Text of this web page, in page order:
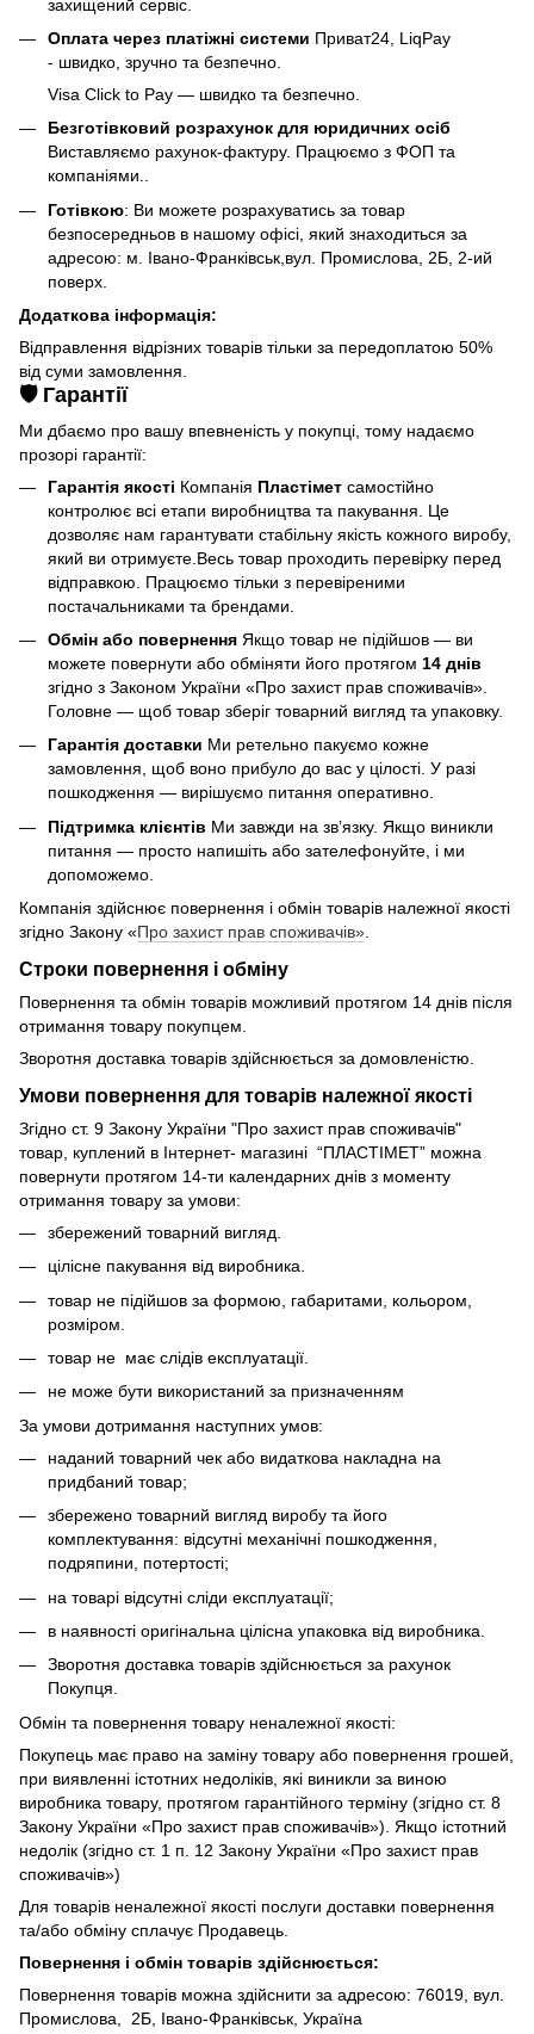
захищений сервіс.
Оплата через платіжні системи Приват24, LiqPay
- швидко, зручно та безпечно.
Visa Click to Pay — швидко та безпечно.
Безготівковий розрахунок для юридичних осіб
Виставляємо рахунок-фактуру. Працюємо з ФОП та
компаніями..
Готівкою: Ви можете розрахуватись за товар
безпосередньов в нашому офісі, який знаходиться за
адресою: м. Івано-Франківськ,вул. Промислова, 2Б, 2-ий
поверх.
Додаткова інформація:
Відправлення відрізних товарів тільки за передоплатою 50%
від суми замовлення.
🛡️ Гарантії
Ми дбаємо про вашу впевненість у покупці, тому надаємо
прозорі гарантії:
Гарантія якості Компанія Пластімет самостійно
контролює всі етапи виробництва та пакування. Це
дозволяє нам гарантувати стабільну якість кожного виробу,
який ви отримуєте.Весь товар проходить перевірку перед
відправкою. Працюємо тільки з перевіреними
постачальниками та брендами.
Обмін або повернення Якщо товар не підійшов — ви
можете повернути або обміняти його протягом 14 днів
згідно з Законом України «Про захист прав споживачів».
Головне — щоб товар зберіг товарний вигляд та упаковку.
Гарантія доставки Ми ретельно пакуємо кожне
замовлення, щоб воно прибуло до вас у цілості. У разі
пошкодження — вирішуємо питання оперативно.
Підтримка клієнтів Ми завжди на зв’язку. Якщо виникли
питання — просто напишіть або зателефонуйте, і ми
допоможемо.
Компанія здійснює повернення і обмін товарів належної якості
згідно Закону «Про захист прав споживачів».
Строки повернення і обміну
Повернення та обмін товарів можливий протягом 14 днів після
отримання товару покупцем.
Зворотня доставка товарів здійснюється за домовленістю.
Умови повернення для товарів належної якості
Згідно ст. 9 Закону України "Про захист прав споживачів"
товар, куплений в Інтернет- магазині “ПЛАСТІМЕТ” можна
повернути протягом 14-ти календарних днів з моменту
отримання товару за умови:
збережений товарний вигляд.
цілісне пакування від виробника.
товар не підійшов за формою, габаритами, кольором,
розміром.
товар не має слідів експлуатації.
не може бути використаний за призначенням
За умови дотримання наступних умов:
наданий товарний чек або видаткова накладна на
придбаний товар;
збережено товарний вигляд виробу та його
комплектування: відсутні механічні пошкодження,
подряпини, потертості;
на товарі відсутні сліди експлуатації;
в наявності оригінальна цілісна упаковка від виробника.
Зворотня доставка товарів здійснюється за рахунок
Покупця.
Обмін та повернення товару неналежної якості:
Покупець має право на заміну товару або повернення грошей,
при виявленні істотних недоліків, які виникли за виною
виробника товару, протягом гарантійного терміну (згідно ст. 8
Закону України «Про захист прав споживачів»). Якщо істотний
недолік (згідно ст. 1 п. 12 Закону України «Про захист прав
споживачів»)
Для товарів неналежної якості послуги доставки повернення
та/або обміну сплачує Продавець.
Повернення і обмін товарів здійснюється:
Повернення товарів можна здійснити за адресою: 76019, вул.
Промислова, 2Б, Івано-Франківськ, Україна